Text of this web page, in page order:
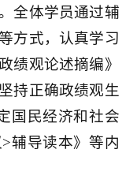
全体学员通过辅
方式，认真学习
绩观论述摘编》
持正确政绩观生
国民经济和社会
辅导读本》等内